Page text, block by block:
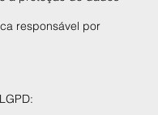
responsável por